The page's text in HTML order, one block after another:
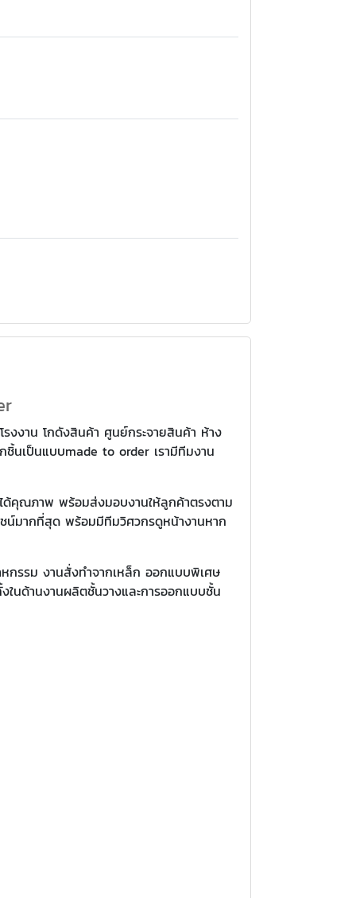
งงาน โกดังสินค้า ศูนย์กระจายสินค้า ห้าง
ชิ้นเป็นแบบmade to order เรามีทีมงาน
ด้คุณภาพ พร้อมส่งมอบงานให้ลูกค้าตรงตาม
ชน์มากที่สุด พร้อมมีทีมวิศวกรดูหน้างานหาก
หกรรม งานสั่งทำจากเหล็ก ออกแบบพิเศษ
ในด้านงานผลิตชั้นวางและการออกแบบชั้น